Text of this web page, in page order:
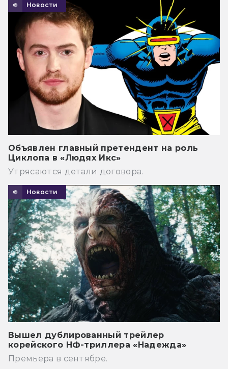
Новости
Объявлен главный претендент на роль
Циклопа в «Людях Икс»
Утрясаются детали договора.
Новости
Вышел дублированный трейлер
корейского НФ-триллера «Надежда»
Премьера в сентябре.